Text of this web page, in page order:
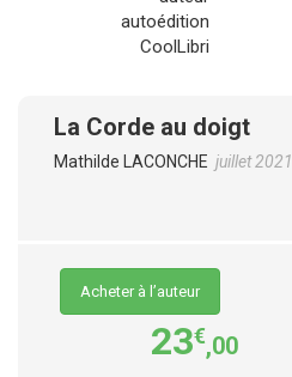
La Corde au doigt
Mathilde LACONCHE juillet 2021
Acheter à l’auteur
23€,00